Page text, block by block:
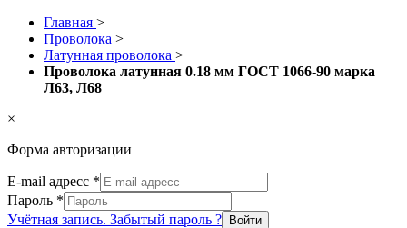
Главная >
Проволока >
Латунная проволока >
Проволока латунная 0.18 мм ГОСТ 1066-90 марка
Л63, Л68
×
Форма авторизации
E-mail адресс *
Пароль *
Учётная запись. Забытый пароль ?
Войти